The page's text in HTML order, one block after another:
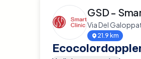
GSD -
Via Del
21.9 km